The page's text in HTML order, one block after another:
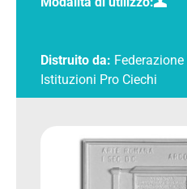
Distruito da:
Istituzioni Pro Ciechi